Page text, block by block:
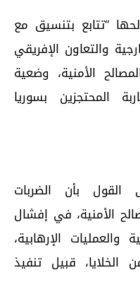
“تتابع بتنسيق مع
والتعاون الإفريقي
الأمنية، وضعية
المحتجزين بسوريا
القول بأن الضربات
الأمنية، في إفشال
الإرهابية،
قبيل تنفيذ